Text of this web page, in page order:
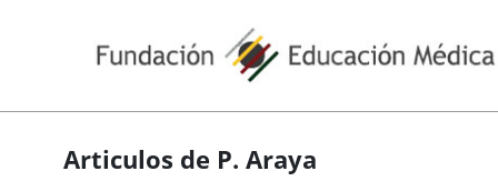
Articulos de P. Araya